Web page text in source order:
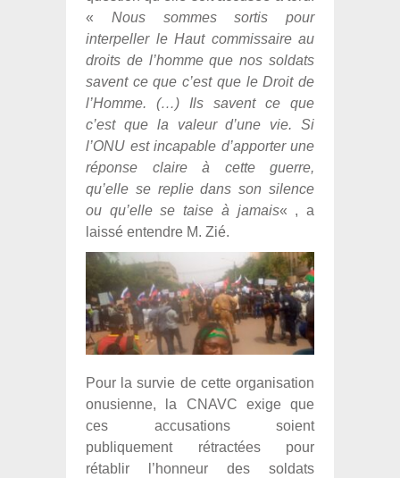
« Nous sommes sortis pour
interpeller le Haut commissaire au
droits de l’homme que nos soldats
savent ce que c’est que le Droit de
l’Homme. (…) Ils savent ce que
c’est que la valeur d’une vie. Si
l’ONU est incapable d’apporter une
réponse claire à cette guerre,
qu’elle se replie dans son silence
ou qu’elle se taise à jamais« , a
laissé entendre M. Zié.
Pour la survie de cette organisation
onusienne, la CNAVC exige que
ces accusations soient
publiquement rétractées pour
rétablir l’honneur des soldats